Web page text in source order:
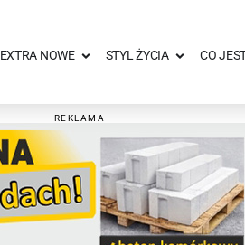
EXTRA NOWE STYL ŻYCIA CO
REKLAMA